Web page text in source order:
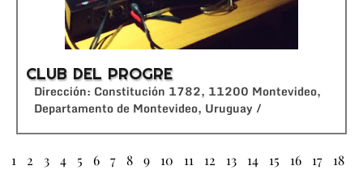
CLUB DEL PROGRE
Dirección: Constitución 1782, 11200 Montevideo,
Departamento de Montevideo, Uruguay /
1 2 3 4 5 6 7 8 9 10 11 12 13 14 15 16 17
18